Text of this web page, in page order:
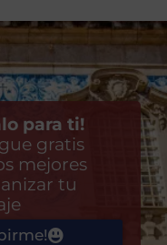
para ti!
gratis
mejores
tu